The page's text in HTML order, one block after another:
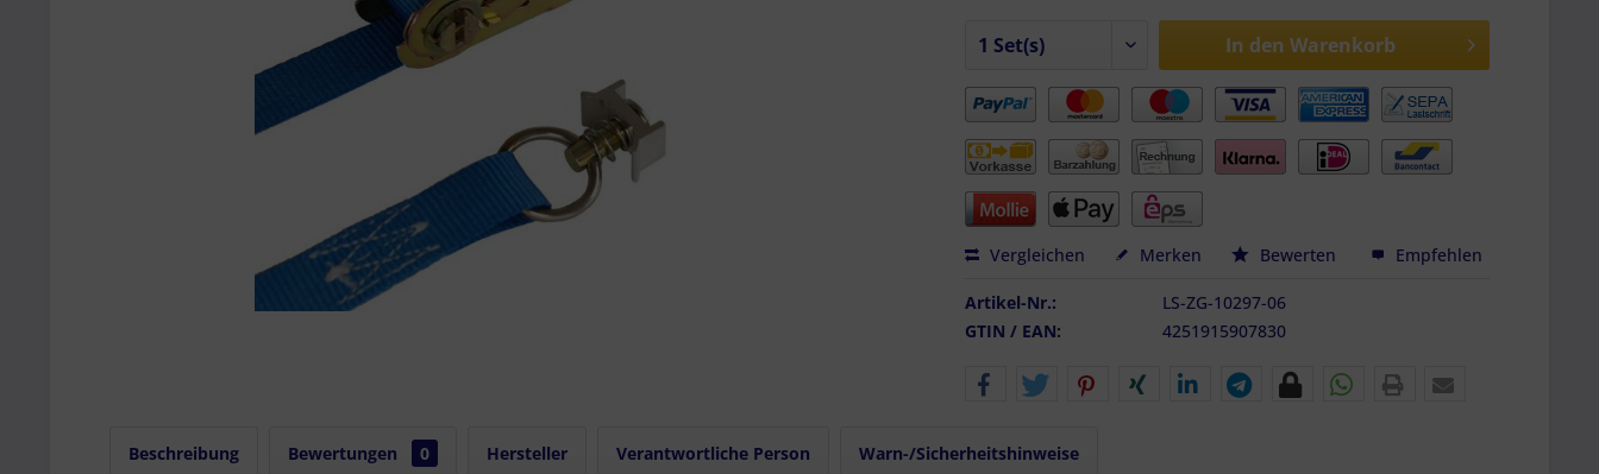
In den Warenkorb
Vergleichen Merken Bewerten Empfehlen
Artikel-Nr.:
LS-ZG-10297-06
GTIN / EAN:
4251915907830
Beschreibung Bewertungen 0 Hersteller Verantwortliche Person Warn-/Sicherheitshinweise